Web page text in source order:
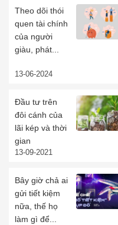
Theo dõi thói
quen tài chính
của người
giàu, phát...
13-06-2024
Đầu tư trên
đôi cánh của
lãi kép và thời
gian
13-09-2021
Bây giờ chả ai
gửi tiết kiệm
nữa, thế họ
làm gì để...